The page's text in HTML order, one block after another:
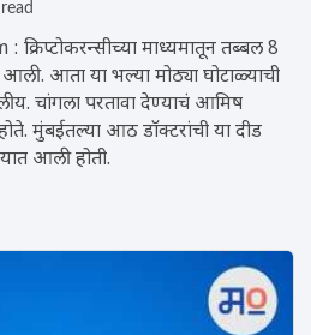
माध्यमातून तब्बल 8
आता या भल्या मोठ्या घोटाळ्याची
चांगला परतावा देण्याचं आमिष
मुंबईतल्या आठ डॉक्टरांची या दीड
आली होती.